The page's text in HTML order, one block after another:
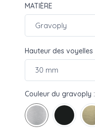
MATIÈRE
Hauteur des voyelles
Couleur du gravoply :